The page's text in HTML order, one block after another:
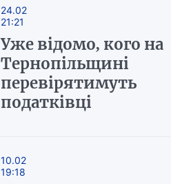
24.02
21:21
Уже відомо, кого на
Тернопільщині
перевірятимуть
податківці
10.02
19:18